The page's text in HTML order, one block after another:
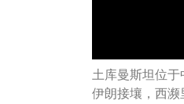
土库曼斯坦位于
伊朗接壤，西